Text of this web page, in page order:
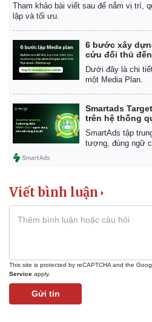
Tham khảo bài viết sau để nắm vị trí,
lập và tối ưu.
6 bước xây
cứu đối thủ
Dưới đây là chi
một Media Plan.
Smartads
trên hệ thống
SmartAds tập
tượng, đúng ngữ
Viết bình luận
This site is protected by reCAPTCHA and the
Service apply.
Gửi tin